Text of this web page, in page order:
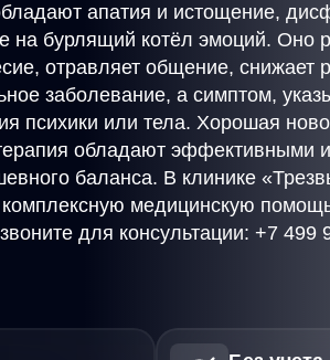
апатия и истощение,
на бурлящий котёл эмоций. Оно
отравляет общение, снижает
заболевание, а симптом,
психики или тела. Хорошая
обладают эффективными
баланса. В клинике
медицинскую
для консультации: +7 499